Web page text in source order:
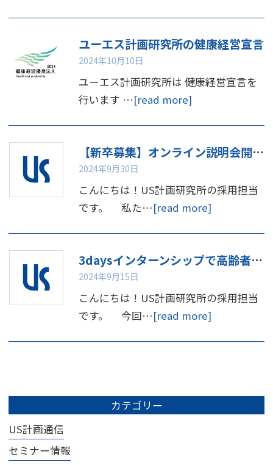
ユーエス計画研究所の健康経営宣言
2024年10月10日
ユーエス計画研究所は 健康経営宣言を
行います …[read more]
【新卒募集】オンライン説明会開催のお知らせ📢
2024年9月30日
こんにちは！US計画研究所の採用担当
です。 私た…[read more]
3daysインターンシップで高齢者体験してみませんか
2024年9月15日
こんにちは！US計画研究所の採用担当
です。 今回…[read more]
カテゴリー
US計画通信
セミナー情報